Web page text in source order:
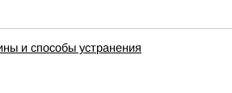
и способы устранения